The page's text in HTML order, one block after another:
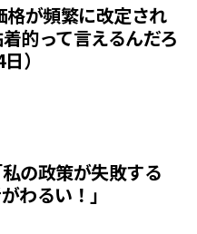
が頻繁に改定され
的って言えるんだろ
）
の政策が失敗する
わるい！」